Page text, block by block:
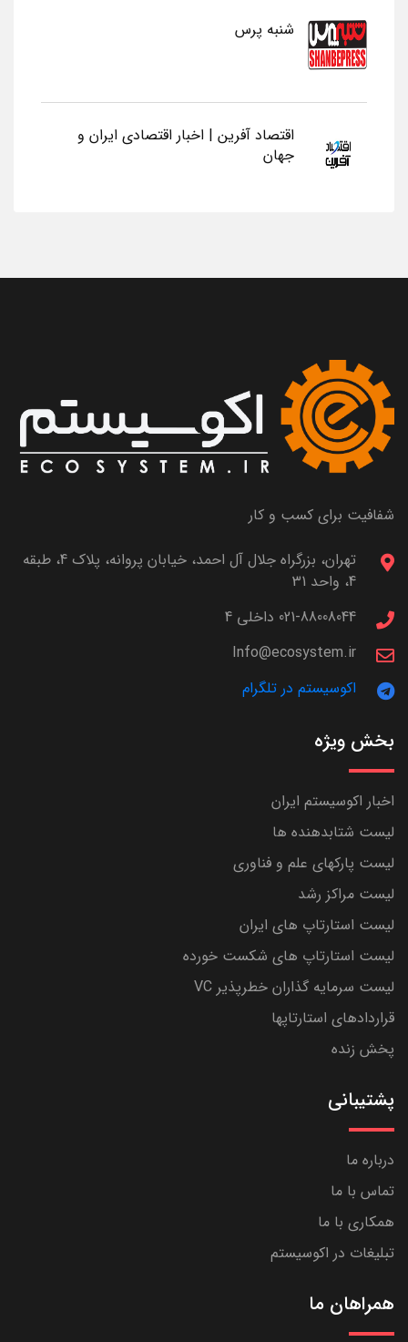
شنبه پرس
اقتصاد آفرین | اخبار اقتصادی ایران و
جهان
شفافیت برای کسب و کار
تهران، بزرگراه جلال آل احمد، خیابان پروانه، پلاک 4، طبقه
4، واحد 31
021-88008044 داخلی 4
Info@ecosystem.ir
اکوسیستم در تلگرام
بخش ویژه
اخبار اکوسیستم ایران
لیست شتابدهنده ها
لیست پارکهای علم و فناوری
لیست مراکز رشد
لیست استارتاپ های ایران
لیست استارتاپ های شکست خورده
لیست سرمایه گذاران خطرپذیر VC
قراردادهای استارتاپها
پخش زنده
پشتیبانی
درباره ما
تماس با ما
همکاری با ما
تبلیغات در اکوسیستم
همراهان ما